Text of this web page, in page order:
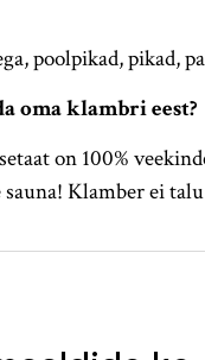
poolpikad, pikad,
oma klambri eest?
on 100%
sauna! Klamber ei